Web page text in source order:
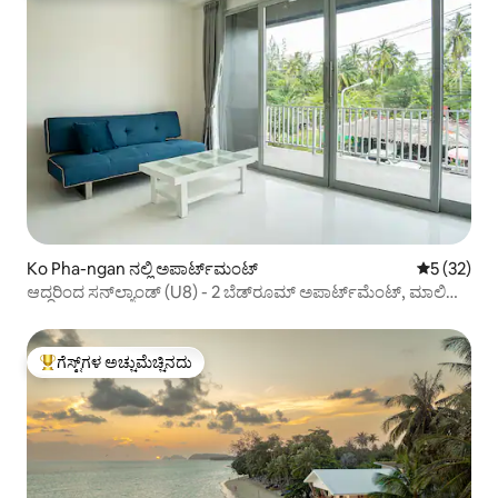
Ko Pha-ngan ನಲ್ಲಿ ಅಪಾರ್ಟ್‌ಮಂಟ್ 5 ರಲ್ಲಿ 5
5 (32)
ಆದ್ದರಿಂದ ಸನ್‌ಲ್ಯಾಂಡ್ (U8) - 2 ಬೆಡ್‌ರೂಮ್ ಅಪಾರ್ಟ್‌ಮೆಂಟ್, ಮಾಲಿಬು
ಗೆಸ್ಟ್‌ಗಳಿಗೆ ಅತಿ ಹೆಚ್ಚು ಅಚ್ಚುಮೆಚ್ಚಿನದು
ಗೆಸ್ಟ್‌ಗಳ ಅಚ್ಚುಮೆಚ್ಚಿನದು